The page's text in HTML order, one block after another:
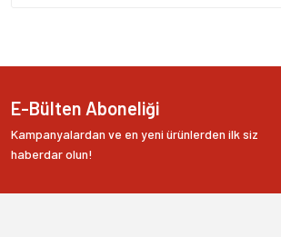
E-Bülten Aboneliği
Kampanyalardan ve en yeni ürünlerden ilk siz
haberdar olun!